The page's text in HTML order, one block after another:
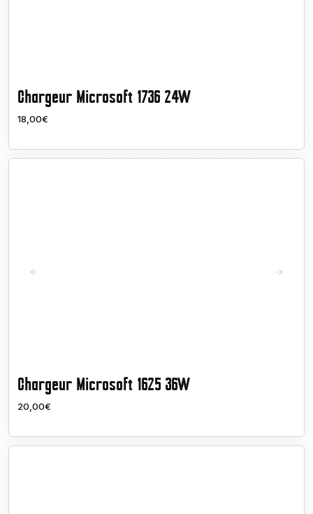
Chargeur Microsoft 1736 24W
18,00€
Chargeur Microsoft 1625 36W
20,00€